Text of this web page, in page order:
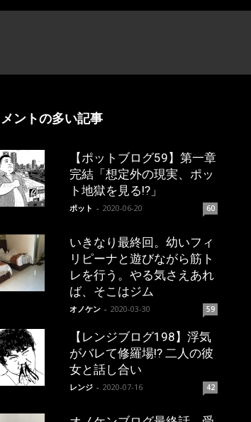
ントの多い記事
【ポットブログ59】第一章
完結「想定外の現実、ポッ
ト地獄を見る!?」
ポット - 2020-06-20 60
いきなり最終回。幼いフィ
リピーナと遊びながら筋ト
レを行う。やる気さえあれ
ば、そこはジム
オノケン - 2020-03-30 59
【レンジブログ198】浮気
がバレて修羅場!? 二人の彼
女と話し合い
レンジ - 2020-07-16 42